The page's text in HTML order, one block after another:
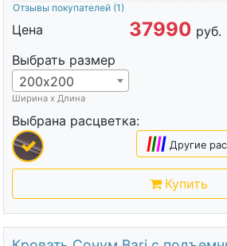
Отзывы покупателей (1)
Цена 37990 руб.
Выбрать размер
200х200
Ширина х Длина
Выбрана расцветка:
|||| Другие
Купить